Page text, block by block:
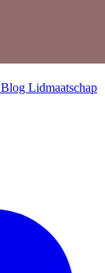
Blog Lidmaatschap